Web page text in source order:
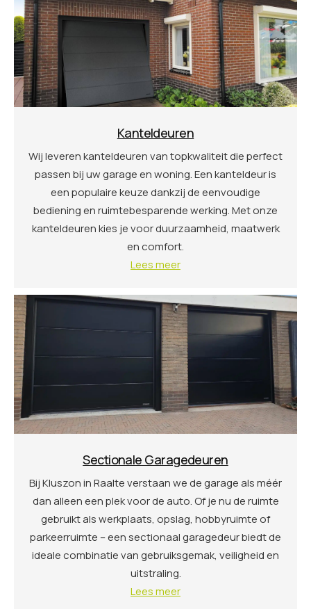
Kanteldeuren
Wij leveren kanteldeuren van topkwaliteit die perfect
passen bij uw garage en woning. Een kanteldeur is
een populaire keuze dankzij de eenvoudige
bediening en ruimtebesparende werking. Met onze
kanteldeuren kies je voor duurzaamheid, maatwerk
en comfort.
Lees meer
Sectionale Garagedeuren
Bij Kluszon in Raalte verstaan we de garage als méér
dan alleen een plek voor de auto. Of je nu de ruimte
gebruikt als werkplaats, opslag, hobbyruimte of
parkeerruimte – een sectionaal garagedeur biedt de
ideale combinatie van gebruiksgemak, veiligheid en
uitstraling.
Lees meer